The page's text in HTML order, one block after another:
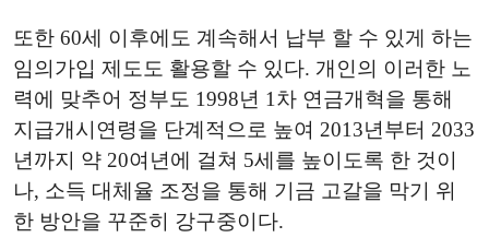
또한 60세 이후에도 계속해서 납부 할 수 있게 하는
임의가입 제도도 활용할 수 있다. 개인의 이러한 노
력에 맞추어 정부도 1998년 1차 연금개혁을 통해
지급개시연령을 단계적으로 높여 2013년부터 2033
년까지 약 20여년에 걸쳐 5세를 높이도록 한 것이
나, 소득 대체율 조정을 통해 기금 고갈을 막기 위
한 방안을 꾸준히 강구중이다.